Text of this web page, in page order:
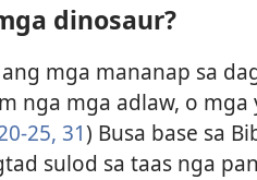
dinosaur?
mga mananap sa
nga mga adlaw, o
25, 31) Busa base sa
sulod sa taas nga